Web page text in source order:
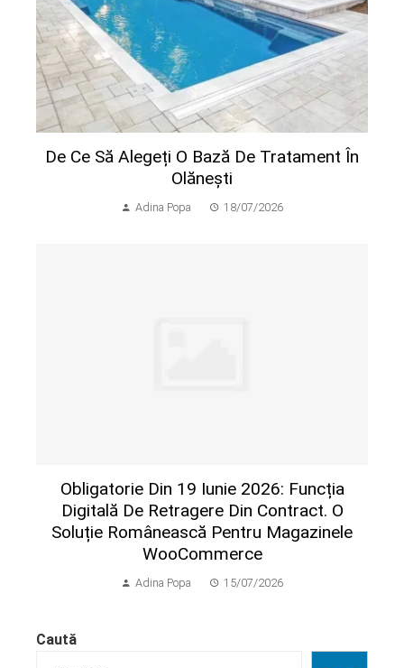
De Ce Să Alegeți O Bază De Tratament În
Olănești
Adina Popa 18/07/2026
Obligatorie Din 19 Iunie 2026: Funcția
Digitală De Retragere Din Contract. O
Soluție Românească Pentru Magazinele
WooCommerce
Adina Popa 15/07/2026
Caută